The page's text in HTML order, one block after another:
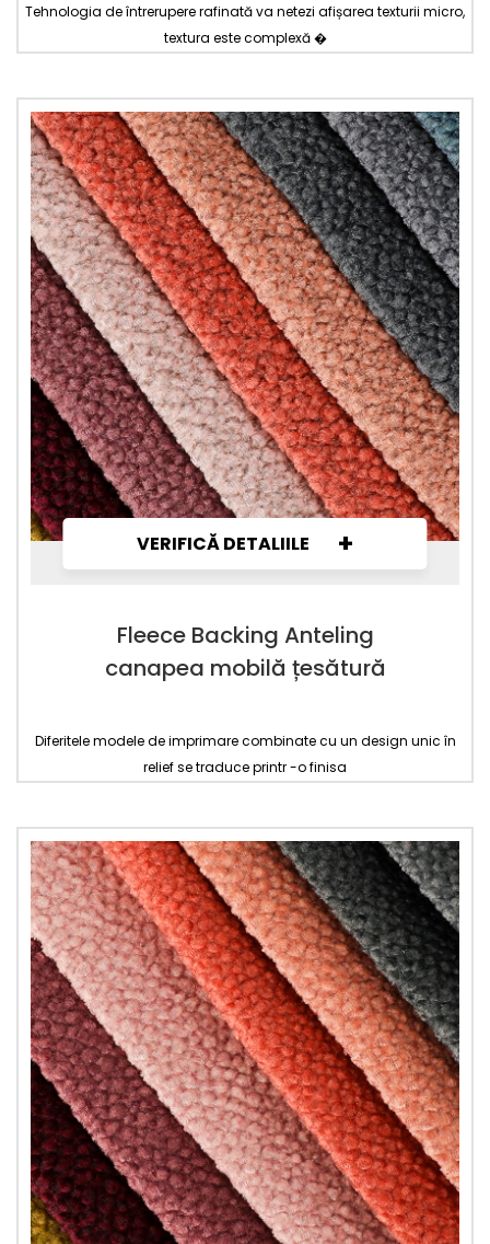
Tehnologia de întrerupere rafinată va netezi afișarea texturii micro,
textura este complexă �
VERIFICĂ DETALIILE +
Fleece Backing Anteling
canapea mobilă țesătură
Diferitele modele de imprimare combinate cu un design unic în
relief se traduce printr -o finisa